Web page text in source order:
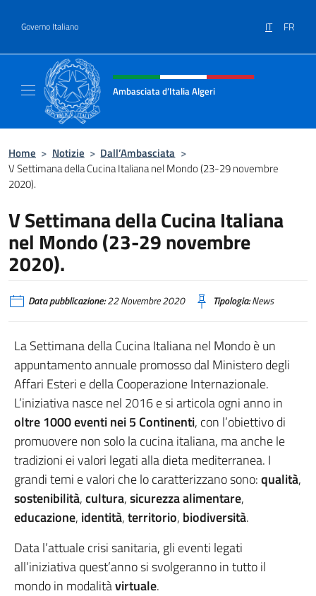
Governo Italiano IT FR
Intestazione sito, social e menù
Ambasciata d’Italia Algeri
Home > Notizie > Dall’Ambasciata >
V Settimana della Cucina Italiana nel Mondo (23-29 novembre
2020).
V Settimana della Cucina Italiana
nel Mondo (23-29 novembre
2020).
Data pubblicazione:22 Novembre 2020 Tipologia:News
La Settimana della Cucina Italiana nel Mondo è un
appuntamento annuale promosso dal Ministero degli
Affari Esteri e della Cooperazione Internazionale.
L’iniziativa nasce nel 2016 e si articola ogni anno in
oltre 1000 eventi nei 5 Continenti, con l’obiettivo di
promuovere non solo la cucina italiana, ma anche le
tradizioni ei valori legati alla dieta mediterranea. I
grandi temi e valori che lo caratterizzano sono:qualità,
sostenibilità,cultura,sicurezza alimentare,
educazione, identità,territorio, biodiversità.
Data l’attuale crisi sanitaria, gli eventi legati
all’iniziativa quest’anno si svolgeranno in tutto il
mondo in modalitàvirtuale.